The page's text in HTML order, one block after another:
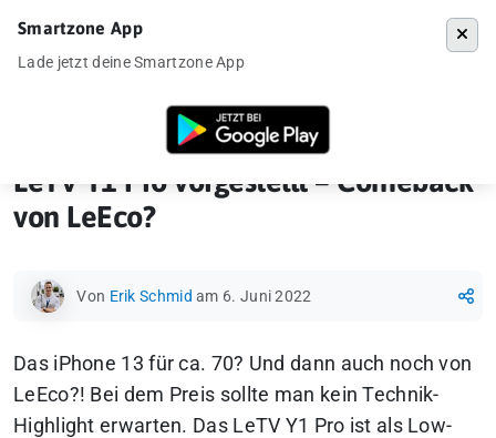
Ankündigung LeTV Y1 Pro vorgestellt – Comeback von
LeTV Y1 Pro vorgestellt – Comeback
von LeEco?
Von Erik Schmid am 6. Juni 2022
Das iPhone 13 für ca. 70? Und dann auch noch von
LeEco?! Bei dem Preis sollte man kein Technik-
Highlight erwarten. Das LeTV Y1 Pro ist als Low-
Smartzone App
Lade jetzt deine Smartzone App